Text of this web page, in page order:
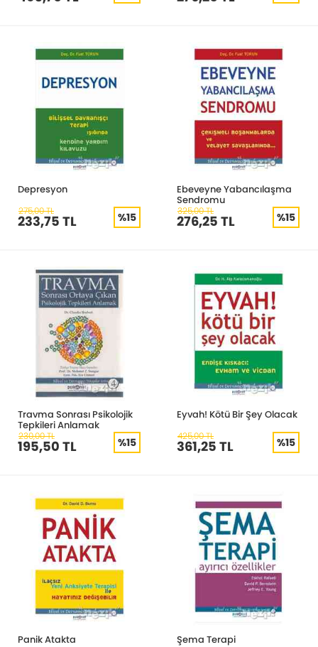
Depresyon
275,00 TL
233,75 TL %15
Ebeveyne Yabancılaşma
Sendromu
325,00 TL
276,25 TL %15
Travma Sonrası Psikolojik
Tepkileri Anlamak
230,00 TL
195,50 TL %15
Eyvah! Kötü Bir Şey Olacak
425,00 TL
361,25 TL %15
Panik Atakta Şema Terapi